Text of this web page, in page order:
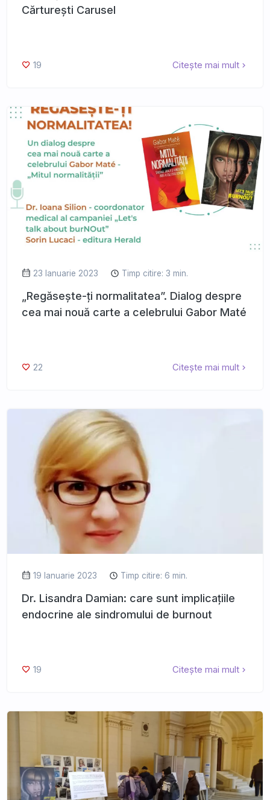
Cărturești Carusel
19 Citește mai mult
23 Ianuarie 2023 Timp citire: 3 min.
„Regăsește-ți normalitatea”. Dialog despre
cea mai nouă carte a celebrului Gabor Maté
22 Citește mai mult
19 Ianuarie 2023 Timp citire: 6 min.
Dr. Lisandra Damian: care sunt implicațiile
endocrine ale sindromului de burnout
19 Citește mai mult